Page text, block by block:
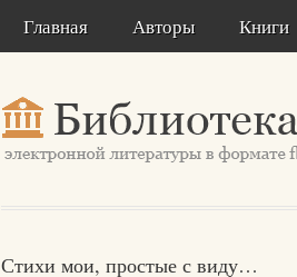
Главная Авторы Книги
Стихи мои, простые с виду…